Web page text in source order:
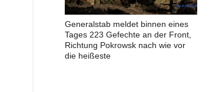
Generalstab meldet binnen eines
Tages 223 Gefechte an der Front,
Richtung Pokrowsk nach wie vor
die heißeste